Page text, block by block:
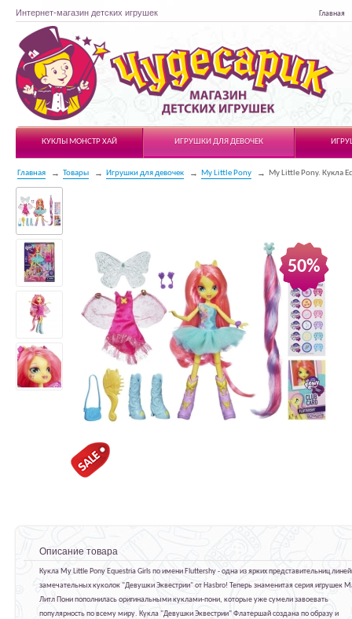
Интернет-магазин детских игрушек Главная
Чудесарик
КУКЛЫ МОНСТР ХАЙ
ИГРУШКИ ДЛЯ ДЕВОЧЕК
Главная Товары Игрушки для девочек My Little Pony My Little Pony. Кукла
50%
Описание товара
Кукла My Little Pony Equestria Girls по имени Fluttershy - одна из ярких представительниц
замечательных куколок "Девушки Эквестрии" от Hasbro! Теперь знаменитая серия игрушек
Литл Пони пополнилась оригинальными куклами-пони, которые уже сумели завоевать
популярность по всему миру. Кукла "Девушки Эквестрии" Флатершай создана по образу и